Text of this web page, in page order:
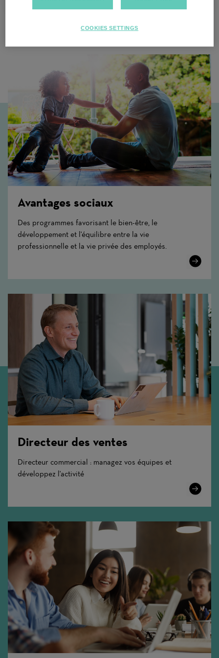
Avantages sociaux
Des programmes favorisant le bien-être, le
développement et l'équilibre entre la vie
professionnelle et la vie privée des employés.
Learn
Directeur des ventes
Directeur commercial : managez vos équipes et
développez l'activité
Learn
COOKIES SETTINGS